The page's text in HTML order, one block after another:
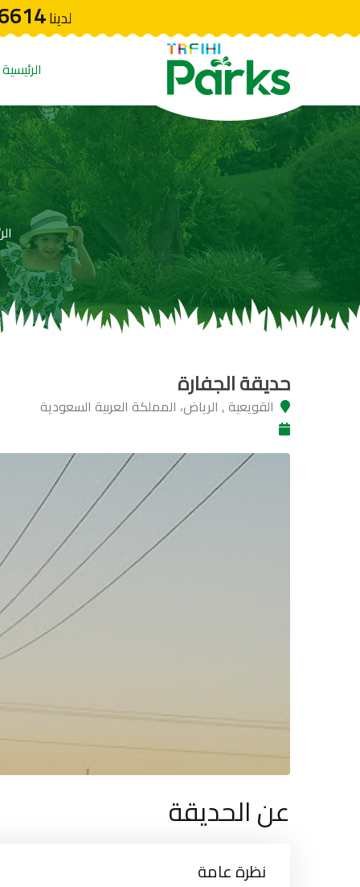
لدينا
الرئيسية
حديقة الجفارة
القويعية , الرياض، المملكة العربية السعودية
عن الحديقة
نظرة عامة